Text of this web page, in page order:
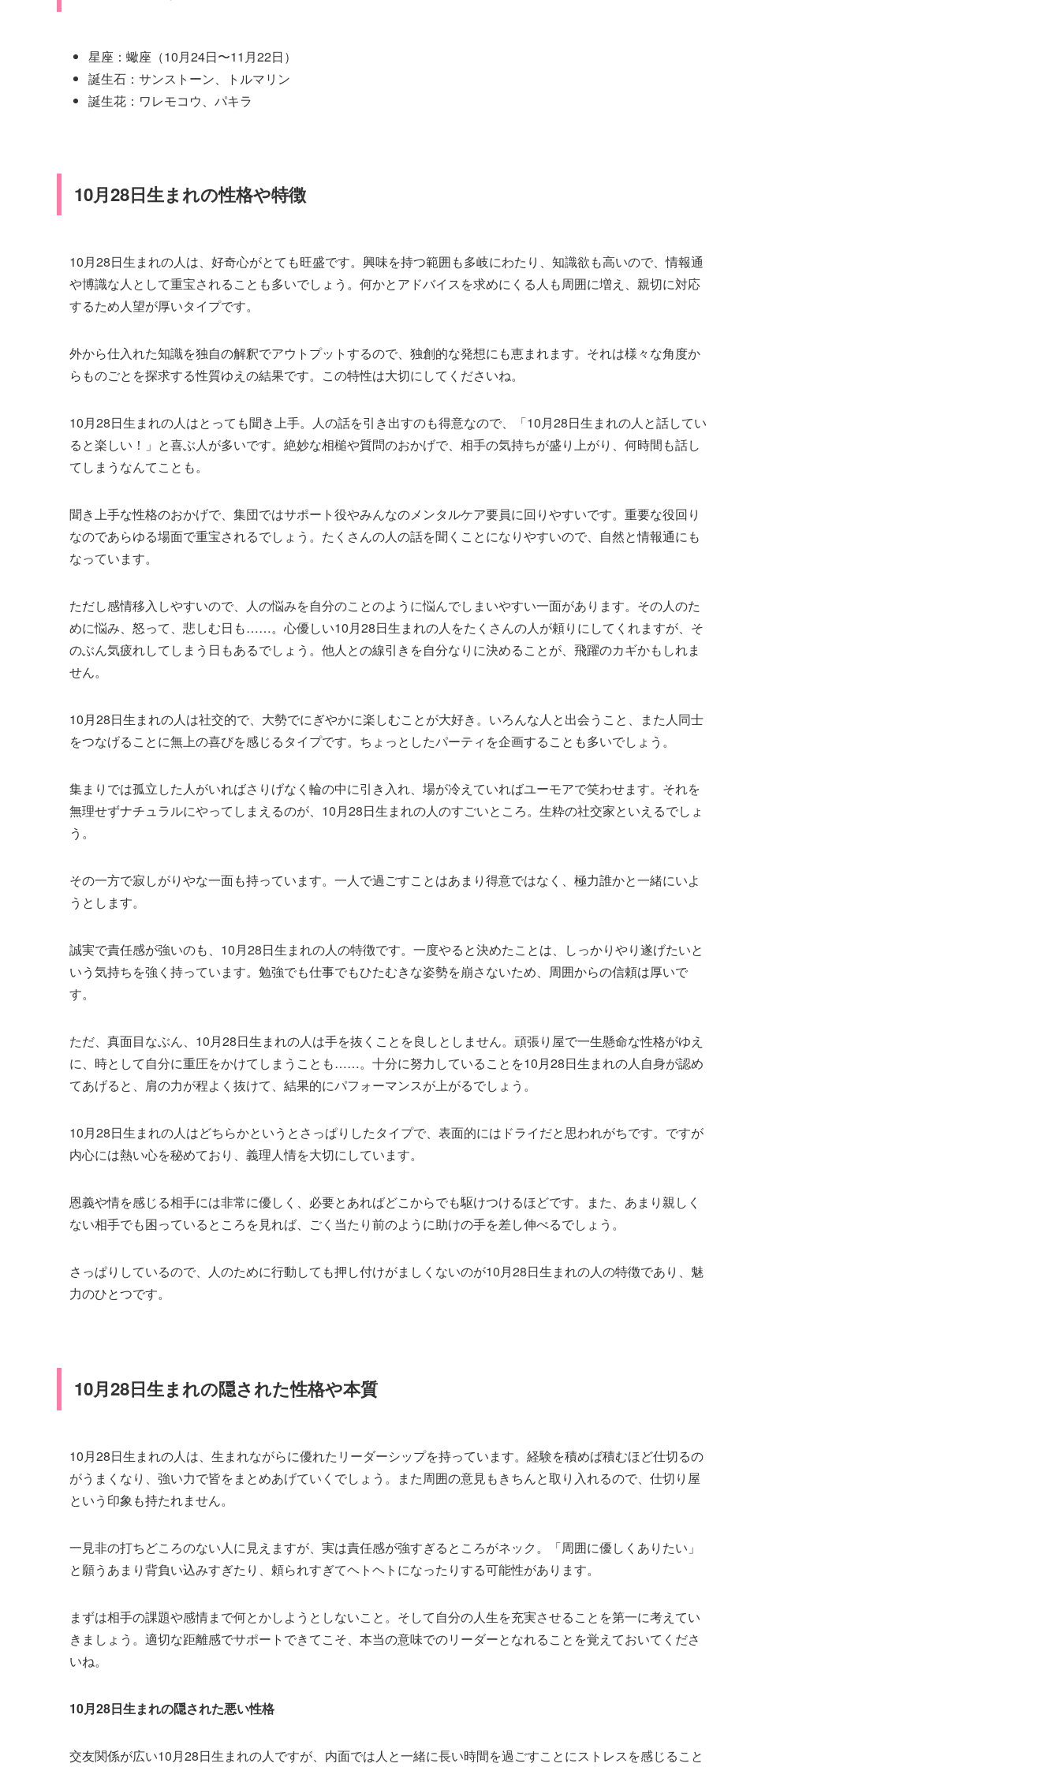
星座：蠍座（10月24日〜11月22日）
誕生石：サンストーン、トルマリン
誕生花：ワレモコウ、パキラ
10月28日生まれの性格や特徴
10月28日生まれの人は、好奇心がとても旺盛です。興味を持つ範囲も多岐にわたり、知識欲も高いので、情報通
や博識な人として重宝されることも多いでしょう。何かとアドバイスを求めにくる人も周囲に増え、親切に対応
するため人望が厚いタイプです。
外から仕入れた知識を独自の解釈でアウトプットするので、独創的な発想にも恵まれます。それは様々な角度か
らものごとを探求する性質ゆえの結果です。この特性は大切にしてくださいね。
10月28日生まれの人はとっても聞き上手。人の話を引き出すのも得意なので、「10月28日生まれの人と話してい
ると楽しい！」と喜ぶ人が多いです。絶妙な相槌や質問のおかげで、相手の気持ちが盛り上がり、何時間も話し
てしまうなんてことも。
聞き上手な性格のおかげで、集団ではサポート役やみんなのメンタルケア要員に回りやすいです。重要な役回り
なのであらゆる場面で重宝されるでしょう。たくさんの人の話を聞くことになりやすいので、自然と情報通にも
なっています。
ただし感情移入しやすいので、人の悩みを自分のことのように悩んでしまいやすい一面があります。その人のた
めに悩み、怒って、悲しむ日も……。心優しい10月28日生まれの人をたくさんの人が頼りにしてくれますが、そ
のぶん気疲れしてしまう日もあるでしょう。他人との線引きを自分なりに決めることが、飛躍のカギかもしれま
せん。
10月28日生まれの人は社交的で、大勢でにぎやかに楽しむことが大好き。いろんな人と出会うこと、また人同士
をつなげることに無上の喜びを感じるタイプです。ちょっとしたパーティを企画することも多いでしょう。
集まりでは孤立した人がいればさりげなく輪の中に引き入れ、場が冷えていればユーモアで笑わせます。それを
無理せずナチュラルにやってしまえるのが、10月28日生まれの人のすごいところ。生粋の社交家といえるでしょ
う。
その一方で寂しがりやな一面も持っています。一人で過ごすことはあまり得意ではなく、極力誰かと一緒にいよ
うとします。
誠実で責任感が強いのも、10月28日生まれの人の特徴です。一度やると決めたことは、しっかりやり遂げたいと
いう気持ちを強く持っています。勉強でも仕事でもひたむきな姿勢を崩さないため、周囲からの信頼は厚いで
す。
ただ、真面目なぶん、10月28日生まれの人は手を抜くことを良しとしません。頑張り屋で一生懸命な性格がゆえ
に、時として自分に重圧をかけてしまうことも……。十分に努力していることを10月28日生まれの人自身が認め
てあげると、肩の力が程よく抜けて、結果的にパフォーマンスが上がるでしょう。
10月28日生まれの人はどちらかというとさっぱりしたタイプで、表面的にはドライだと思われがちです。ですが
内心には熱い心を秘めており、義理人情を大切にしています。
恩義や情を感じる相手には非常に優しく、必要とあればどこからでも駆けつけるほどです。また、あまり親しく
ない相手でも困っているところを見れば、ごく当たり前のように助けの手を差し伸べるでしょう。
さっぱりしているので、人のために行動しても押し付けがましくないのが10月28日生まれの人の特徴であり、魅
力のひとつです。
10月28日生まれの隠された性格や本質
10月28日生まれの人は、生まれながらに優れたリーダーシップを持っています。経験を積めば積むほど仕切るの
がうまくなり、強い力で皆をまとめあげていくでしょう。また周囲の意見もきちんと取り入れるので、仕切り屋
という印象も持たれません。
一見非の打ちどころのない人に見えますが、実は責任感が強すぎるところがネック。「周囲に優しくありたい」
と願うあまり背負い込みすぎたり、頼られすぎてヘトヘトになったりする可能性があります。
まずは相手の課題や感情まで何とかしようとしないこと。そして自分の人生を充実させることを第一に考えてい
きましょう。適切な距離感でサポートできてこそ、本当の意味でのリーダーとなれることを覚えておいてくださ
いね。
10月28日生まれの隠された悪い性格
交友関係が広い10月28日生まれの人ですが、内面では人と一緒に長い時間を過ごすことにストレスを感じること